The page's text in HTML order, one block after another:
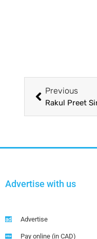
Previous
Rakul Preet
Advertise with us
Advertise
Pay online (in CAD)